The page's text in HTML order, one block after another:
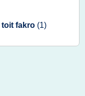
toit fakro (1)